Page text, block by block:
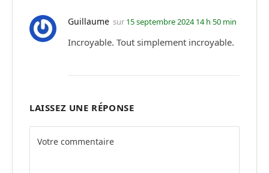
Guillaume sur 15 septembre 2024 14 h 50 min
Incroyable. Tout simplement incroyable.
LAISSEZ UNE RÉPONSE